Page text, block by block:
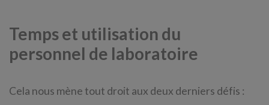
Temps et utilisation du
personnel de laboratoire
Cela nous mène tout droit aux deux derniers défis :